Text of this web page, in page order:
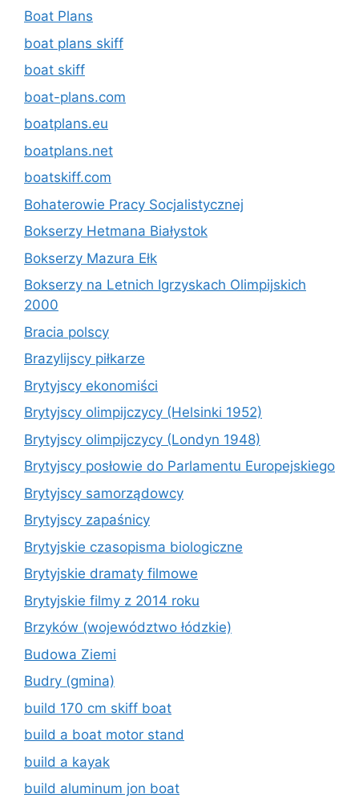
Boat Plans
boat plans skiff
boat skiff
boat-plans.com
boatplans.eu
boatplans.net
boatskiff.com
Bohaterowie Pracy Socjalistycznej
Bokserzy Hetmana Białystok
Bokserzy Mazura Ełk
Bokserzy na Letnich Igrzyskach Olimpijskich
2000
Bracia polscy
Brazylijscy piłkarze
Brytyjscy ekonomiści
Brytyjscy olimpijczycy (Helsinki 1952)
Brytyjscy olimpijczycy (Londyn 1948)
Brytyjscy posłowie do Parlamentu Europejskiego
Brytyjscy samorządowcy
Brytyjscy zapaśnicy
Brytyjskie czasopisma biologiczne
Brytyjskie dramaty filmowe
Brytyjskie filmy z 2014 roku
Brzyków (województwo łódzkie)
Budowa Ziemi
Budry (gmina)
build 170 cm skiff boat
build a boat motor stand
build a kayak
build aluminum jon boat